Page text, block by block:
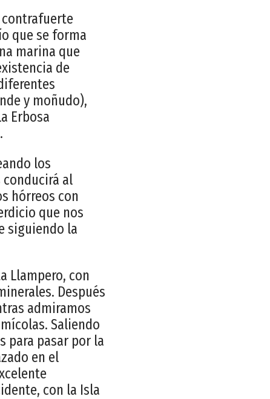
contrafuerte
que se forma
marina que
de
y moñudo),
Erbosa
los
conducirá al
hórreos con
que nos
siguiendo la
Llampero, con
Después
admiramos
Saliendo
para pasar por la
en el
con la Isla